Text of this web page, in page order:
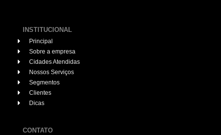
INSTITUCIONAL
Principal
Sobre a empresa
Cidades Atendidas
Nossos Serviços
Segmentos
Clientes
Dicas
CONTATO